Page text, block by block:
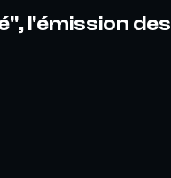
l'émission des